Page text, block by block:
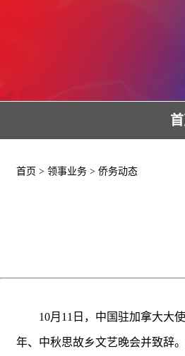
首页 > 领事业务 > 侨务动态
10月11日，中国驻加拿大大
年、中秋思故乡文艺晚会并致辞